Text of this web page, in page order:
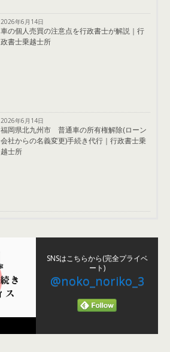
2026年6月14日
車の個人売買の注意点を行政書士が解説｜行
政書士乗越士所
2026年6月14日
福岡県北九州市 普通車の所有権解除(ローン
会社からの名義変更)手続き代行｜行政書士乗
越士所
SNSはこちらから(完全プライベ
ート)
@noko_noriko_3